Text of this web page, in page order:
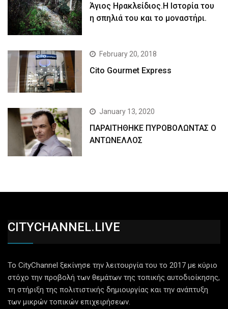
Άγιος Ηρακλείδιος.Η Ιστορία του
η σπηλιά του και το μοναστήρι.
February 20, 2018
Cito Gourmet Express
January 13, 2020
ΠΑΡΑΙΤΗΘΗΚΕ ΠΥΡΟΒΟΛΩΝΤΑΣ Ο
ΑΝΤΩΝΕΛΛΟΣ
CITYCHANNEL.LIVE
Το CityChannel ξεκίνησε την λειτουργία του το 2017 με κύριο
στόχο την προβολή των θεμάτων της τοπικής αυτοδιοίκησης,
τη στήριξη της πολιτιστικής δημιουργίας και την ανάπτυξη
των μικρών τοπικών επιχειρήσεων.